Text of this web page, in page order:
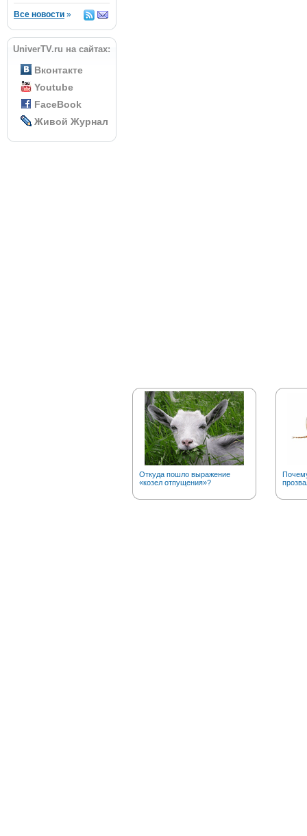
Все новости »
UniverTV.ru на сайтах:
Вконтакте
Youtube
FaceBook
Живой Журнал
Откуда пошло выражение
«козел отпущения»?